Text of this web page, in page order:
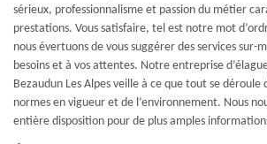
sérieux, professionnalisme et passion du métier
prestations. Vous satisfaire, tel est notre mot
nous évertuons de vous suggérer des services sur-
besoins et à vos attentes. Notre entreprise
Bezaudun Les Alpes veille à ce que tout se déroule
normes en vigueur et de l’environnement. Nous
entière disposition pour de plus amples